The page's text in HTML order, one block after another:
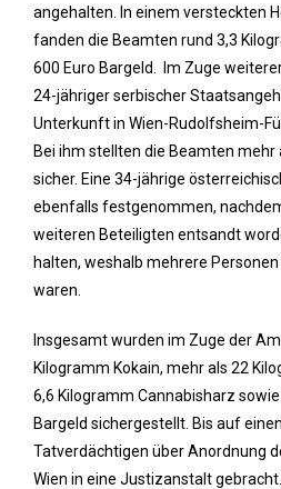
angehalten. In einem versteckten
fanden die Beamten rund 3,3
600 Euro Bargeld. Im Zuge
24-jähriger serbischer
Unterkunft in Wien-Rudolfsheim-
Bei ihm stellten die Beamten mehr
sicher. Eine 34-jährige
ebenfalls festgenommen,
weiteren Beteiligten entsandt
halten, weshalb mehrere
waren.
Insgesamt wurden im Zuge der
Kilogramm Kokain, mehr als 22
6,6 Kilogramm Cannabisharz
Bargeld sichergestellt. Bis auf
Tatverdächtigen über Anordnung
Wien in eine Justizanstalt gebracht.